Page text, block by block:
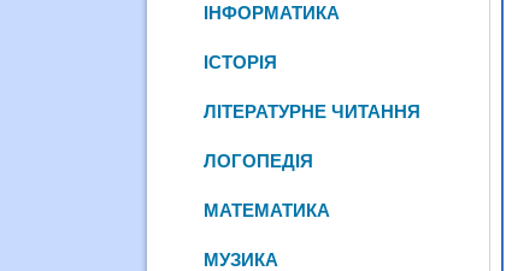
ІНФОРМАТИКА
ІСТОРІЯ
ЛІТЕРАТУРНЕ ЧИТАННЯ
ЛОГОПЕДІЯ
МАТЕМАТИКА
МУЗИКА